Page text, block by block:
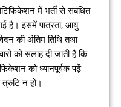
में भर्ती से संबंधित
है। इसमें पात्रता, आयु
की अंतिम तिथि तथा
को सलाह दी जाती है कि
को ध्यानपूर्वक पढ़ें
न हो।